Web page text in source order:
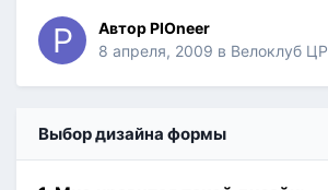
АвторPIOneer
8 апреля, 2009 в Велоклуб ЦР
Выбор дизайна формы